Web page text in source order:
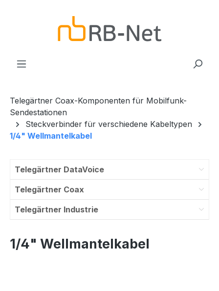
Telegärtner Coax-Komponenten für Mobilfunk-
Sendestationen
Steckverbinder für verschiedene Kabeltypen
1/4" Wellmantelkabel
Telegärtner DataVoice
Telegärtner Coax
Telegärtner Industrie
1/4" Wellmantelkabel